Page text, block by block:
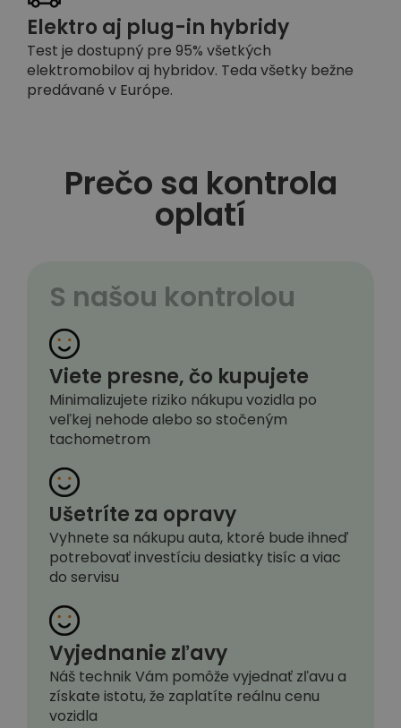
Elektro aj plug-in hybridy
Test je dostupný pre 95% všetkých
elektromobilov aj hybridov. Teda všetky bežne
predávané v Európe.
Prečo sa kontrola
oplatí
S našou kontrolou
Viete presne, čo kupujete
Minimalizujete riziko nákupu vozidla po
veľkej nehode alebo so stočeným
tachometrom
Ušetríte za opravy
Vyhnete sa nákupu auta, ktoré bude ihneď
potrebovať investíciu desiatky tisíc a viac
do servisu
Vyjednanie zľavy
Náš technik Vám pomôže vyjednať zľavu a
získate istotu, že zaplatíte reálnu cenu
vozidla